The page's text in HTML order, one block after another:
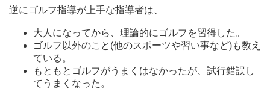
逆にゴルフ指導が上手な指導者は、
大人になってから、理論的にゴルフを習得した。
ゴルフ以外のこと(他のスポーツや習い事など)も教え
ている。
もともとゴルフがうまくはなかったが、試行錯誤し
てうまくなった。